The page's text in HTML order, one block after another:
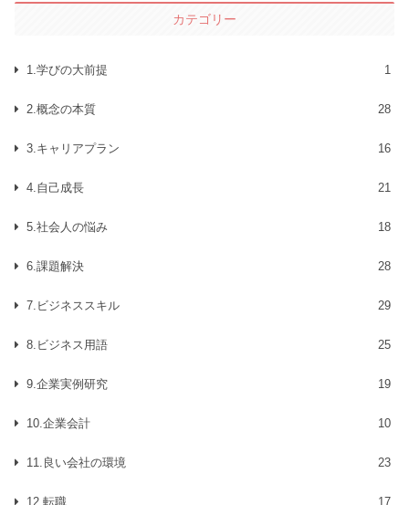
カテゴリー
1.学びの大前提 1
2.概念の本質 28
3.キャリアプラン 16
4.自己成長 21
5.社会人の悩み 18
6.課題解決 28
7.ビジネススキル 29
8.ビジネス用語 25
9.企業実例研究 19
10.企業会計 10
11.良い会社の環境 23
12.転職 17